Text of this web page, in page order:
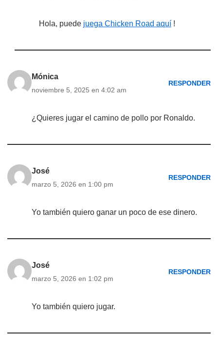
Hola, puede juega Chicken Road aquí !
Mónica
noviembre 5, 2025 en 4:02 am
RESPONDER
¿Quieres jugar el camino de pollo por Ronaldo.
José
marzo 5, 2026 en 1:00 pm
RESPONDER
Yo también quiero ganar un poco de ese dinero.
José
marzo 5, 2026 en 1:02 pm
RESPONDER
Yo también quiero jugar.